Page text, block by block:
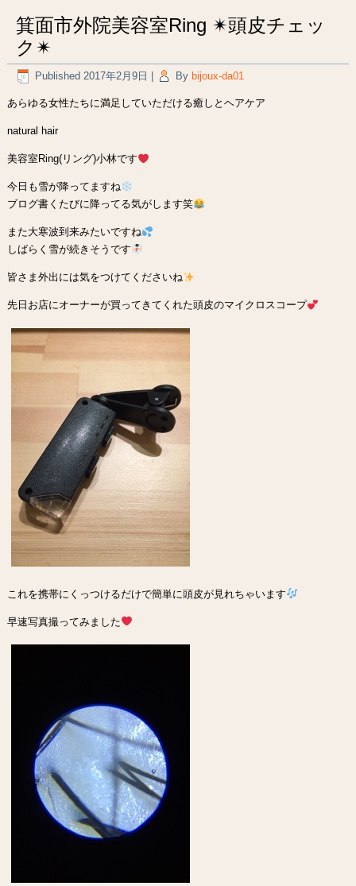
箕面市外院美容室Ring ✴︎頭皮チェッ
ク✴︎
Published 2017年2月9日 By bijoux-da01
あらゆる女性たちに満足していただける癒しとヘアケア
natural hair
美容室Ring(リング)小林です
今日も雪が降ってますね
ブログ書くたびに降ってる気がします笑
また大寒波到来みたいですね
しばらく雪が続きそうです
皆さま外出には気をつけてくださいね
先日お店にオーナーが買ってきてくれた頭皮のマイクロスコープ
これを携帯にくっつけるだけで簡単に頭皮が見れちゃいます
早速写真撮ってみました